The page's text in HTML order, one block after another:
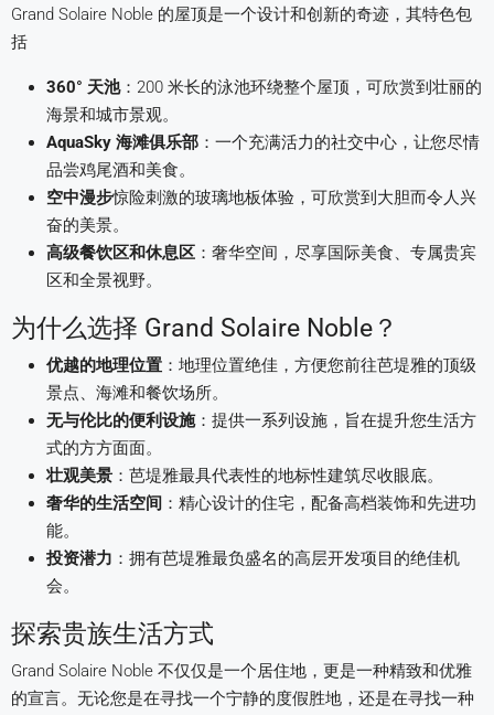
Grand Solaire Noble 的屋顶是一个设计和创新的奇迹，其特色包
括
360° 天池：200 米长的泳池环绕整个屋顶，可欣赏到壮丽的
海景和城市景观。
AquaSky 海滩俱乐部 ：一个充满活力的社交中心，让您尽情
品尝鸡尾酒和美食。
空中漫步惊险刺激的玻璃地板体验，可欣赏到大胆而令人兴
奋的美景。
高级餐饮区和休息区 ：奢华空间，尽享国际美食、专属贵宾
区和全景视野。
为什么选择 Grand Solaire Noble？
优越的地理位置 ：地理位置绝佳，方便您前往芭堤雅的顶级
景点、海滩和餐饮场所。
无与伦比的便利设施：提供一系列设施，旨在提升您生活方
式的方方面面。
壮观美景 ：芭堤雅最具代表性的地标性建筑尽收眼底。
奢华的生活空间 ：精心设计的住宅，配备高档装饰和先进功
能。
投资潜力 ：拥有芭堤雅最负盛名的高层开发项目的绝佳机
会。
探索贵族生活方式
Grand Solaire Noble 不仅仅是一个居住地，更是一种精致和优雅
的宣言。无论您是在寻找一个宁静的度假胜地，还是在寻找一种